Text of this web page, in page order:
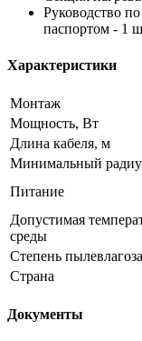
Руководство
паспортом - 1
Характеристики
Монтаж
Мощность, Вт
Длина кабеля, м
Минимальный
Питание
Допустимая
среды
Степень
Страна
Документы